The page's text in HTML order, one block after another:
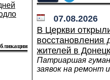
07.08.2026
В Церкви
восстановления
жителей в
Патриаршая
заявок на ремонт